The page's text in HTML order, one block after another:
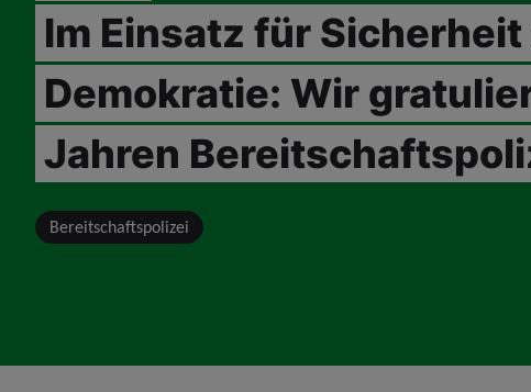
Im Einsatz für Sicherheit
Demokratie: Wir
Jahren
Bereitschaftspolizei